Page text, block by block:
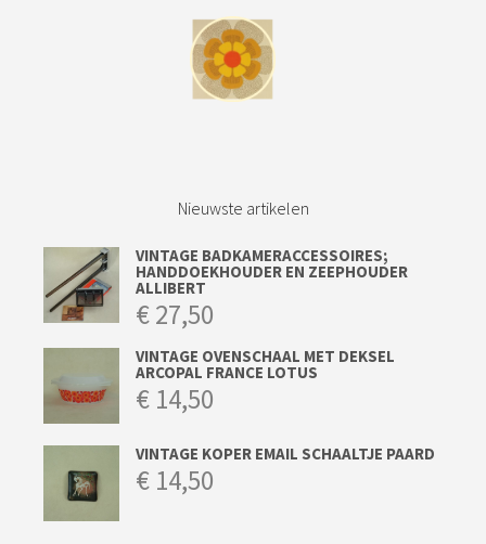
Nieuwste artikelen
VINTAGE BADKAMERACCESSOIRES;
HANDDOEKHOUDER EN ZEEPHOUDER
ALLIBERT
€27,50
VINTAGE OVENSCHAAL MET DEKSEL
ARCOPAL FRANCE LOTUS
€ 14,50
VINTAGE KOPER EMAIL SCHAALTJE PAARD
€ 14,50